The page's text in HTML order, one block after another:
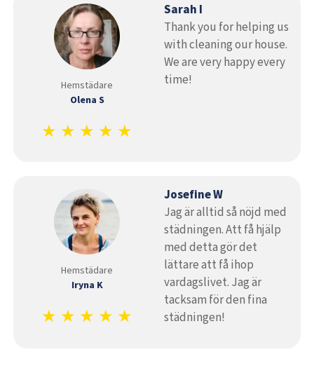
Hemstädare
Olena S
★ ★ ★ ★ ★
Sarah I
Thank you for helping us
with cleaning our house.
We are very happy every
time!
Hemstädare
Iryna K
★ ★ ★ ★ ★
Josefine W
Jag är alltid så nöjd med
städningen. Att få hjälp
med detta gör det
lättare att få ihop
vardagslivet. Jag är
tacksam för den fina
städningen!